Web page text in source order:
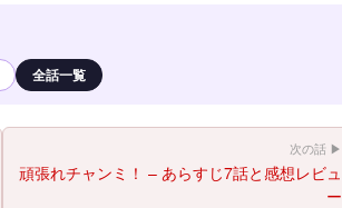
全話一覧
次の話 ▶
頑張れチャンミ！ – あらすじ7話と感想レビュ
ー